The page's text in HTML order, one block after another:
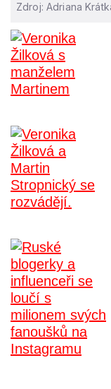
Zdroj: Adriana